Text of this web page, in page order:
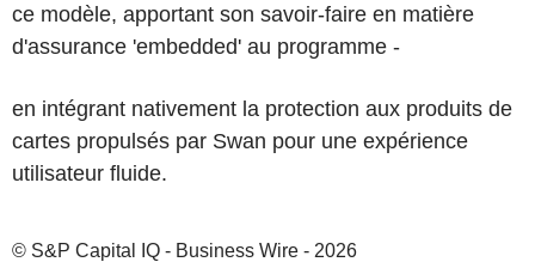
ce modèle, apportant son savoir-faire en matière
d'assurance 'embedded' au programme -
en intégrant nativement la protection aux produits de
cartes propulsés par Swan pour une expérience
utilisateur fluide.
© S&P Capital IQ - Business Wire - 2026